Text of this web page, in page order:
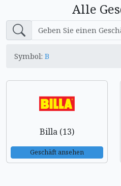
Alle
Symbol: B
Billa (13)
Geschäft ansehen